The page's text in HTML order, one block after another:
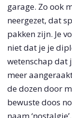
garage. Zo ook
neergezet, dat
pakken zijn. Je
niet dat je je
wetenschap dat
meer
de dozen door
bewuste doos
naam